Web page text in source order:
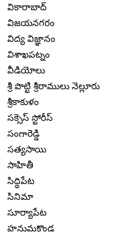
వికారాబాద్
విజయనగరం
విద్య విజ్ఞానం
విశాఖపట్నం
వీడియోలు
శ్రీ పొట్టి శ్రీరాములు నెల్లూరు
శ్రీకాకుళం
సక్సెస్ స్టోరీస్
సంగారెడ్డి
సత్యసాయి
సాహితీ
సిద్ధిపేట
సినిమా
సూర్యాపేట
హనుమకొండ